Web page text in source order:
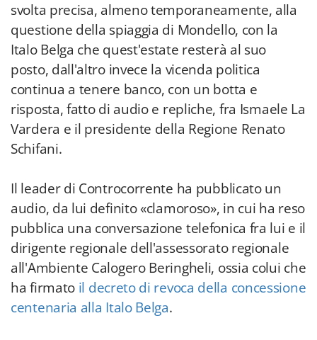
svolta precisa, almeno temporaneamente, alla
questione della spiaggia di Mondello, con la
Italo Belga che quest'estate resterà al suo
posto, dall'altro invece la vicenda politica
continua a tenere banco, con un botta e
risposta, fatto di audio e repliche, fra Ismaele La
Vardera e il presidente della Regione Renato
Schifani.
Il leader di Controcorrente ha pubblicato un
audio, da lui definito «clamoroso», in cui ha reso
pubblica una conversazione telefonica fra lui e il
dirigente regionale dell'assessorato regionale
all'Ambiente Calogero Beringheli, ossia colui che
ha firmato il decreto di revoca della concessione
centenaria alla Italo Belga.